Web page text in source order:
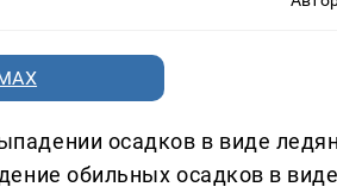
осадков в виде
обильных осадков в